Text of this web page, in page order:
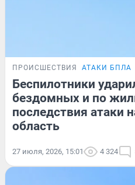
ПРОИСШЕСТВИЯ АТАКИ БПЛА
Беспилотники
бездомных и по
последствия атаки
область
27 июля, 2026, 15:01 4 324